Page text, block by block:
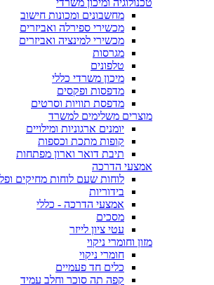
טכנולוגיה ומיכון משרדי
מחשבונים ומכונות חישוב
מכשירי ספירלה ואביזרים
מכשירי למינציה ואביזרים
מגרסות
טלפונים
מיכון משרדי כללי
מדפסות ופקסים
מדפסת תוויות וסרטים
מוצרים משלימים למשרד
יומנים ארגוניות ומילויים
קופות מתכת וכספות
תיבת דואר וארון מפתחות
אמצעי הדרכה
לוחות שעם לוחות מחיקים
בידוריות
אמצעי הדרכה - כללי
מסכים
עטי ציון לייזר
מזון וחומרי ניקוי
חומרי ניקוי
כלים חד פעמיים
קפה תה סוכר וחלב עמיד